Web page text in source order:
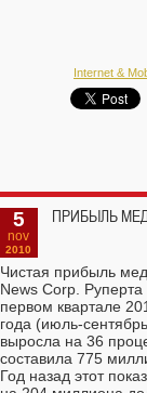
Internet &
5
nov
2010
ПРИБЫЛЬ
Чистая прибыль
News Corp.
первом квартале
года (июль-
выросла на 36
составила 775
Год назад этот